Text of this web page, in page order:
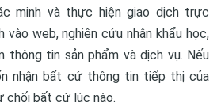
minh và thực hiện giao dịch trực
vào web, nghiên cứu nhân khẩu học,
thông tin sản phẩm và dịch vụ. Nếu
nhận bất cứ thông tin tiếp thị của
bất cứ lúc nào.